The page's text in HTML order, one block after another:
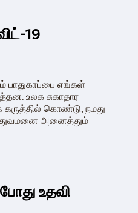
19
பாதுகாப்பை எங்கள்
உலக சுகாதார
கொண்டு, நமது
அனைத்தும்
உதவி